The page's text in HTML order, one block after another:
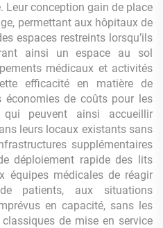
conception gain de place
permettant aux hôpitaux de
espaces restreints lorsqu’ils
ainsi un espace au sol
médicaux et activités
efficacité en matière de
de coûts pour les
qui peuvent ainsi accueillir
leurs locaux existants sans
supplémentaires
déploiement rapide des lits
équipes médicales de réagir
patients, aux situations
en capacité, sans les
de mise en service